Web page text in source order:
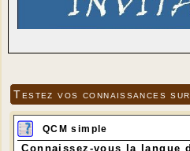
Testez vos connaissances
QCM simple
Connaissez-vous la langue